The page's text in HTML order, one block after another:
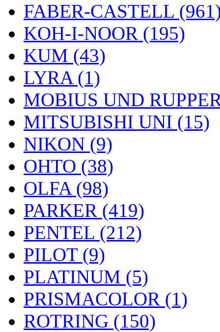
FABER-CASTELL
KOH-I-NOOR (195)
KUM (43)
LYRA (1)
MOBIUS UND
MITSUBISHI UNI (15)
NIKON (9)
OHTO (38)
OLFA (98)
PARKER (419)
PENTEL (212)
PILOT (9)
PLATINUM (5)
PRISMACOLOR (1)
ROTRING (150)